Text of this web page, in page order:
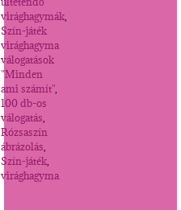
virághagymák,
Szín-játék
virághagyma
válogatások
"Minden
ami számít",
100 db-os
válogatás,
Rózsaszín
ábrázolás,
Szín-játék,
virághagyma